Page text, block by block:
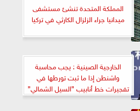
المملكة المتحدة تنشئ مستشفى
ميدانيا جراء الزلزال الكارثي في تركيا
الخارجية الصينية : يجب محاسبة
واشنطن إذا ما ثبت تورطها في
تفجيرات خط أنابيب ”السيل الشمالي”